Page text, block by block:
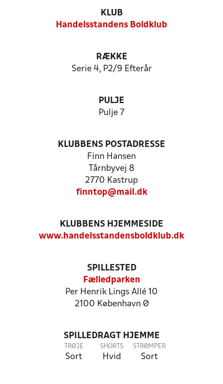
KLUB
Handelsstandens Boldklub
RÆKKE
Serie 4, P2/9 Efterår
PULJE
Pulje 7
KLUBBENS POSTADRESSE
Finn Hansen
Tårnbyvej 8
2770 Kastrup
finntop@mail.dk
KLUBBENS HJEMMESIDE
www.handelsstandensboldklub.dk
SPILLESTED
Fælledparken
Per Henrik Lings Allé 10
2100 København Ø
SPILLEDRAGT HJEMME
TRØJE
Sort
SHORTS
Hvid
STRØMPER
Sort